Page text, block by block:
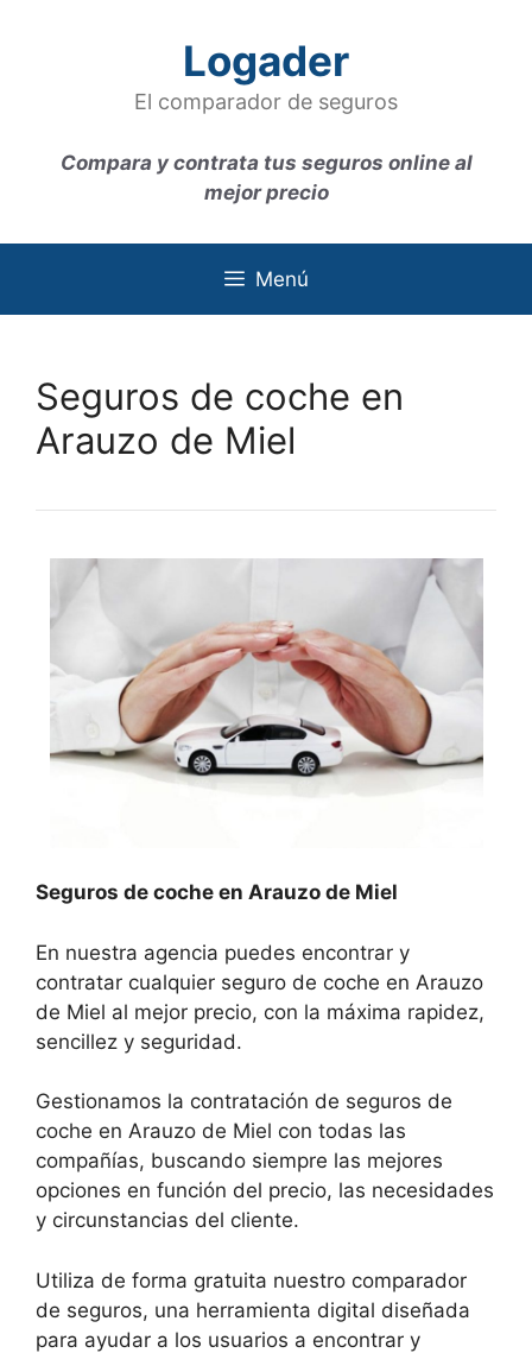
Logader
El comparador de seguros
Compara y contrata tus seguros online al
mejor precio
Menú
Seguros de coche en
Arauzo de Miel
Seguros de coche en Arauzo de Miel
En nuestra agencia puedes encontrar y
contratar cualquier seguro de coche en Arauzo
de Miel al mejor precio, con la máxima rapidez,
sencillez y seguridad.
Gestionamos la contratación de seguros de
coche en Arauzo de Miel con todas las
compañías, buscando siempre las mejores
opciones en función del precio, las necesidades
y circunstancias del cliente.
Utiliza de forma gratuita nuestro comparador
de seguros, una herramienta digital diseñada
para ayudar a los usuarios a encontrar y